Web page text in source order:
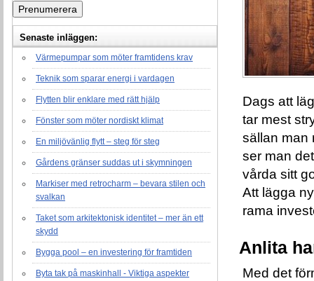
Senaste inläggen:
Värmepumpar som möter framtidens krav
Teknik som sparar energi i vardagen
Flytten blir enklare med rätt hjälp
Fönster som möter nordiskt klimat
En miljövänlig flytt – steg för steg
Gårdens gränser suddas ut i skymningen
Markiser med retrocharm – bevara stilen och
svalkan
Taket som arkitektonisk identitet – mer än ett
skydd
Bygga pool – en investering för framtiden
Byta tak på maskinhall - Viktiga aspekter
Dags att
tar mest
sällan man
ser man
vårda sitt
Att lägga
rama
Anlita
Med det